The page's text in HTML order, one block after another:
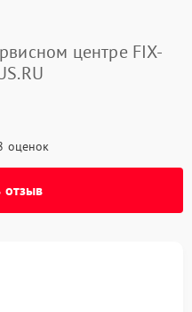
центре FIX-
оценок
отзыв